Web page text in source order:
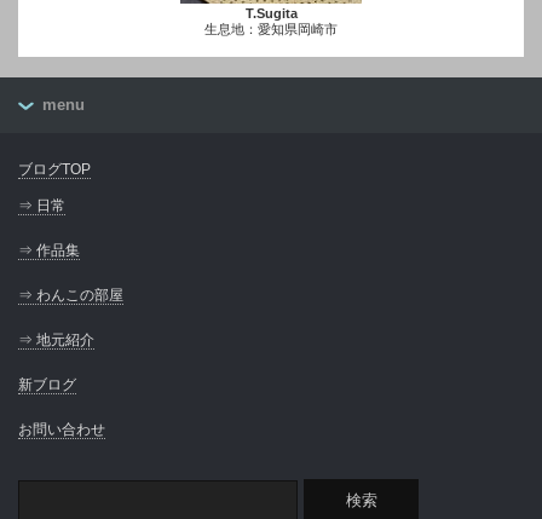
T.Sugita
生息地：愛知県岡崎市
menu
ブログTOP
⇒ 日常
⇒ 作品集
⇒ わんこの部屋
⇒ 地元紹介
新ブログ
お問い合わせ